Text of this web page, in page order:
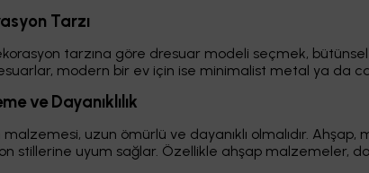
Tarzı
tarzına göre dresuar modeli seçmek,
modern bir ev için ise minimalist metal ya da
ve Dayanıklılık
malzemesi, uzun ömürlü ve dayanıklı olmalıdır.
stillerine uyum sağlar. Özellikle ahşap malzemeler,